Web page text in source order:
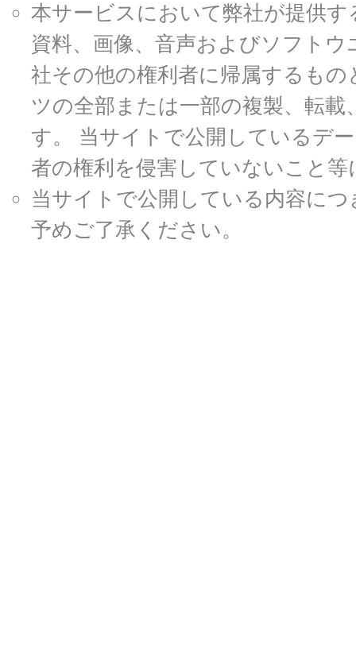
本サービスにおいて弊社が提供
資料、画像、音声およびソフト
社その他の権利者に帰属するも
ツの全部または一部の複製、転
す。 当サイトで公開しているデ
者の権利を侵害していないこと
当サイトで公開している内容に
予めご了承ください。